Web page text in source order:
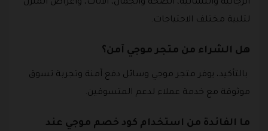
الرجالية والنسائية، الصحة والجمال، الأثاث، وأغراض المنزل
لتلبية مختلف الاحتياجات.
هل الشراء من متجر موجي آمن؟
بالتأكيد، يوفر متجر موجي وسائل دفع آمنة وتجربة تسوق
موثوقة مع خدمة عملاء لدعم المتسوقين.
ما الفائدة من استخدام كود خصم موجي عند